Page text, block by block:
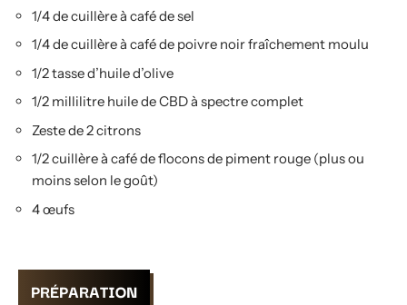
1/4 de cuillère à café de sel
1/4 de cuillère à café de poivre noir fraîchement moulu
1/2 tasse d’huile d’olive
1/2 millilitre huile de CBD à spectre complet
Zeste de 2 citrons
1/2 cuillère à café de flocons de piment rouge (plus ou
moins selon le goût)
4 œufs
PRÉPARATION